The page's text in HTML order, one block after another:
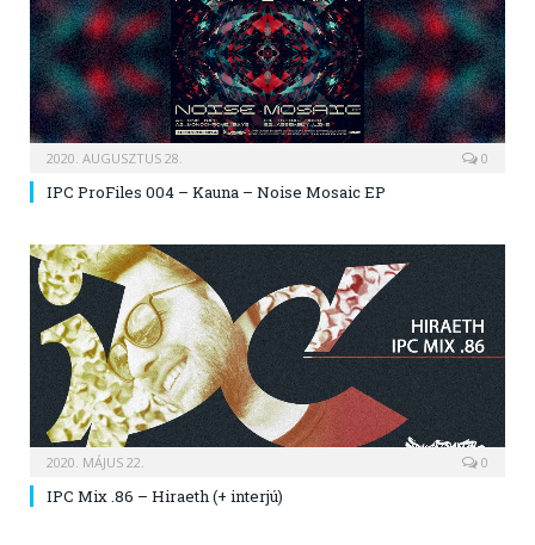
2020. AUGUSZTUS 28. 0
IPC ProFiles 004 – Kauna – Noise Mosaic EP
2020. MÁJUS 22. 0
IPC Mix .86 – Hiraeth (+ interjú)